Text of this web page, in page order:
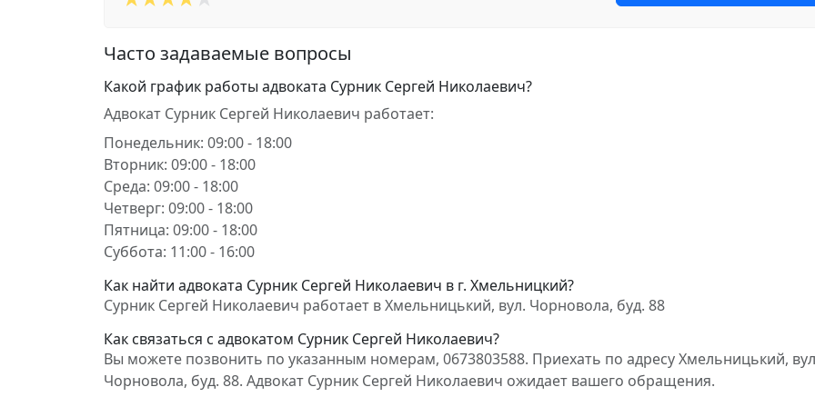
Часто задаваемые вопросы
Какой график работы адвоката Сурник Сергей Николаевич?
Адвокат Сурник Сергей Николаевич работает:
Понедельник: 09:00 - 18:00
Вторник: 09:00 - 18:00
Среда: 09:00 - 18:00
Четверг: 09:00 - 18:00
Пятница: 09:00 - 18:00
Суббота: 11:00 - 16:00
Как найти адвоката Сурник Сергей Николаевич в г. Хмельницкий?
Сурник Сергей Николаевич работает в Хмельницький, вул. Чорновола, буд. 88
Как связаться с адвокатом Сурник Сергей Николаевич?
Вы можете позвонить по указанным номерам, 0673803588. Приехать по адресу Хмельницький,
Чорновола, буд. 88. Адвокат Сурник Сергей Николаевич ожидает вашего обращения.